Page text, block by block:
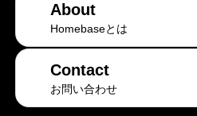
About
Homebaseとは
Contact
お問い合わせ